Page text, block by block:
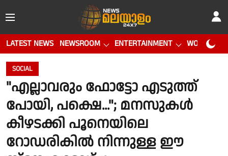
LATEST NEWS NEWSROOM ENTERTAINMENT WORLD CUP
SOCIAL
"എല്ലാവരും ഫോട്ടോ എടുത്ത്
പോയി, പക്ഷെ..."; മനസുകൾ
കീഴടക്കി പൂനെയിലെ
റോഡരികിൽ നിന്നുള്ള ഈ